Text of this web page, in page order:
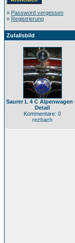
» Password vergessen
» Registrierung
Zufallsbild
Saurer L 4 C Alpenwagen
Detail
Kommentare: 0
rezbach